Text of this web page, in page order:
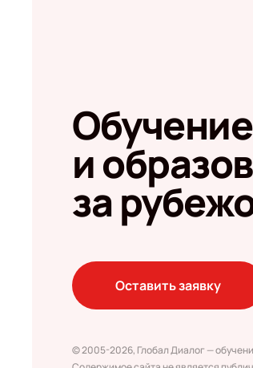
Обучение
и
за
Оставить заявку
© 2005-2026, Глобал Диалог —